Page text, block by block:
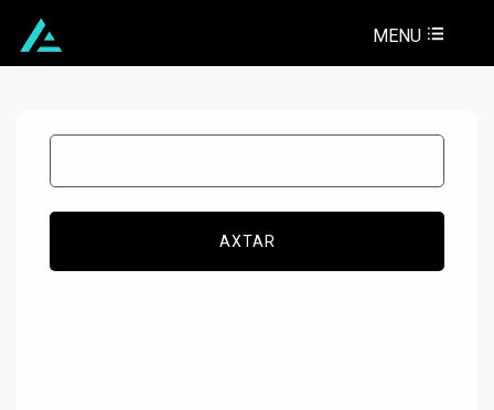
MENU
AXTAR